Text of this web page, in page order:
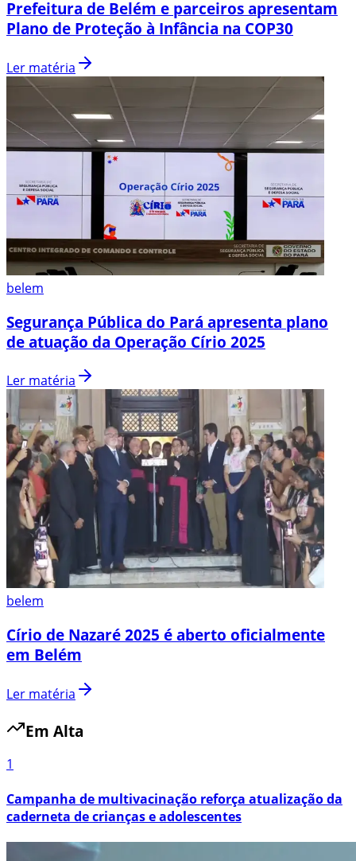
Prefeitura de Belém e parceiros apresentam
Plano de Proteção à Infância na COP30
Ler matéria
belem
Segurança Pública do Pará apresenta plano
de atuação da Operação Círio 2025
Ler matéria
belem
Círio de Nazaré 2025 é aberto oficialmente
em Belém
Ler matéria
Em Alta
1
Campanha de multivacinação reforça atualização da
caderneta de crianças e adolescentes